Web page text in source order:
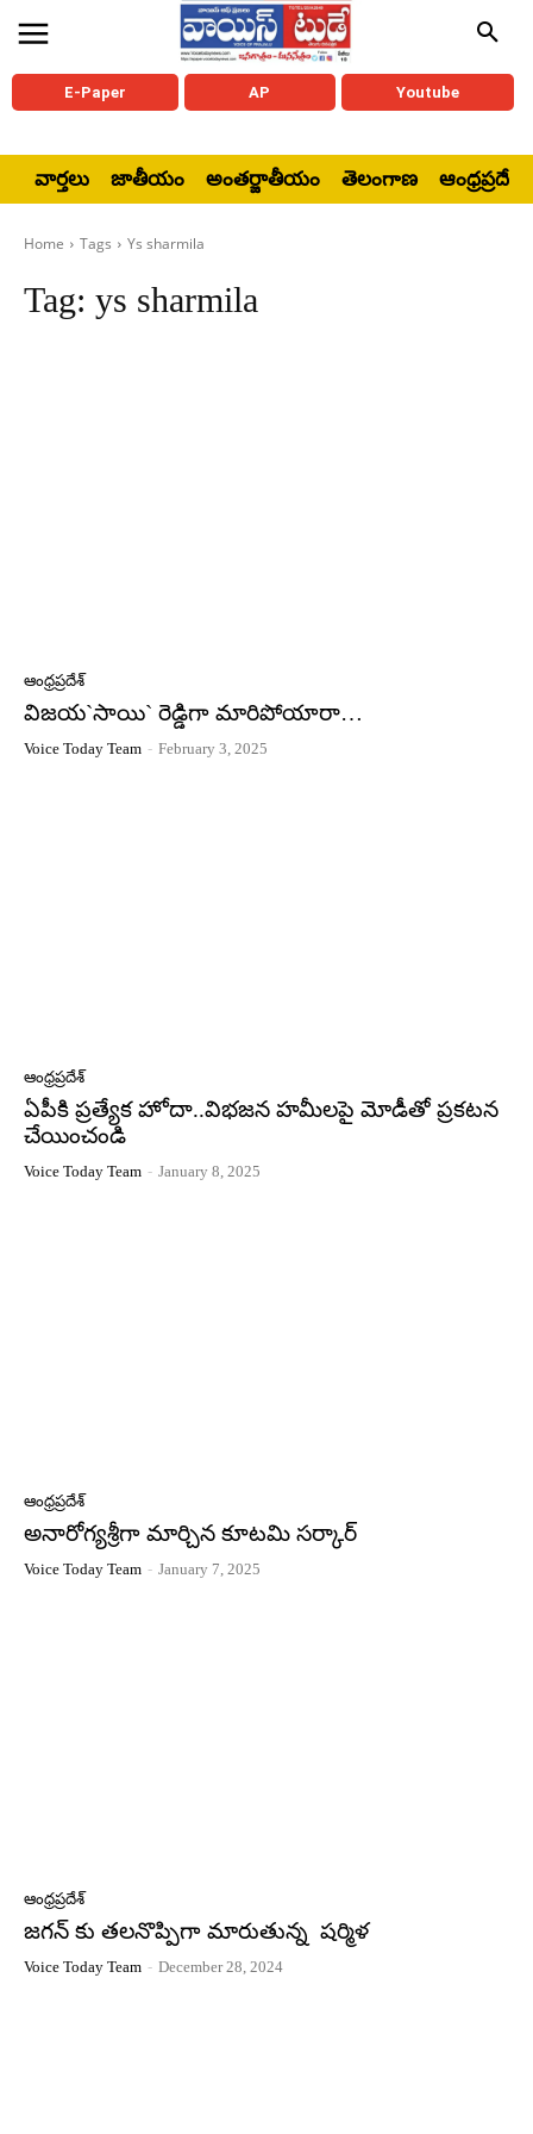
E-Paper AP Youtube
వార్తలు జాతీయం అంతర్జాతీయం తెలంగాణ ఆంధ్రప్రదేశ్
Home Tags Ys sharmila
Tag: ys sharmila
ఆంధ్రప్రదేశ్
విజయ`సాయి` రెడ్డిగా మారిపోయారా…
Voice Today Team - February 3, 2025
ఆంధ్రప్రదేశ్
ఏపీకి ప్రత్యేక హోదా..విభజన హమీలపై మోడీతో ప్రకటన
చేయించండి
Voice Today Team - January 8, 2025
ఆంధ్రప్రదేశ్
అనారోగ్యశ్రీగా మార్చిన కూటమి సర్కార్
Voice Today Team - January 7, 2025
ఆంధ్రప్రదేశ్
జగన్ కు తలనొప్పిగా మారుతున్న షర్మిళ
Voice Today Team - December 28, 2024